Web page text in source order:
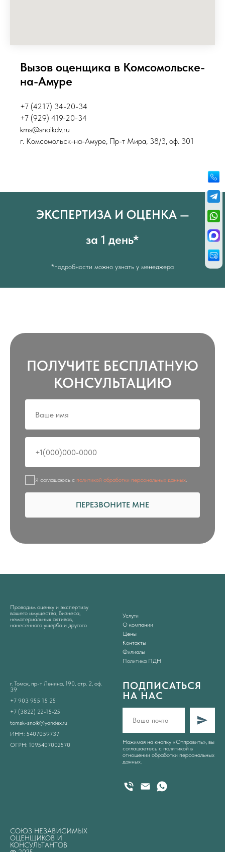
Вызов оценщика в Комсомольске-
на-Амуре
+7 (4217) 34-20-34
+7 (929) 419-20-34
kms@snoikdv.ru
г. Комсомольск-на-Амуре, Пр-т Мира, 38/3, оф. 301
ЭКСПЕРТИЗА И ОЦЕНКА —
за 1 день*
*подробности можно узнать у менеджера
ПОЛУЧИТЕ БЕСПЛАТНУЮ
КОНСУЛЬТАЦИЮ
Я соглашаюсь с политикой обработки персональных данных
ПЕРЕЗВОНИТЕ МНЕ
Проводим оценку и экспертизу
вашего имущества, бизнеса,
нематериальных активов,
нанесенного ущерба и другого
Услуги
О компании
Цены
Контакты
Филиалы
Политика ПДН
г. Томск, пр-т Ленина, 190, стр. 2, оф.
39
+7 903 955 15 25
+7 (3822) 22-15-25
tomsk-snoik@yandex.ru
ИНН: 5407059737
ОГРН: 1095407002570
ПОДПИСАТЬСЯ
НА НАС
Нажимая на кнопку «Отправить», вы
соглашаетесь с политикой в
отношении обработки персональных
данных
СОЮЗ НЕЗАВИСИМЫХ
ОЦЕНЩИКОВ И
КОНСУЛЬТАНТОВ